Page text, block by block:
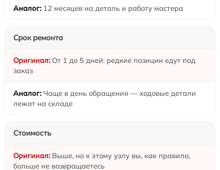
12 месяцев на деталь и работу мастера
Срок ремонта
От 1 до 5 дней: редкие позиции едут под
заказ
Чаще в день обращения — ходовые детали
лежат на складе
Стоимость
Выше, но к этому узлу вы, как правило,
больше не возвращаетесь